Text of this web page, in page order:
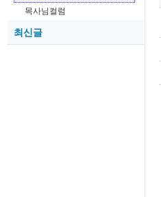
목사님컬럼
최신글